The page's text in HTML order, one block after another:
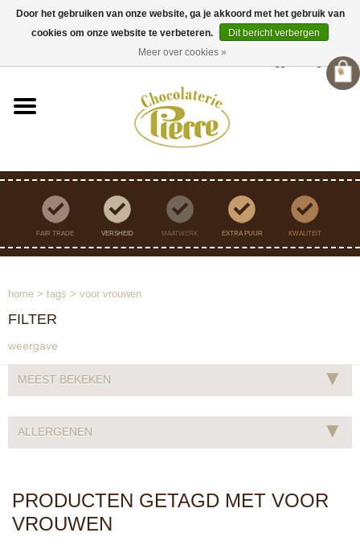
Verzending binnen Nederland vanaf €45,- gratis
Registreren
FAIR TRADE VERSHEID MAATWERK EXTRA PUUR KWALITEIT
home > tags > voor vrouwen
FILTER
weergave
MEEST BEKEKEN ▾
ALLERGENEN ▾
PRODUCTEN GETAGD MET VOOR
VROUWEN
Door het gebruiken van onze website, ga je akkoord met het gebruik van
cookies om onze website te verbeteren.
Dit bericht verbergen
Meer over cookies »